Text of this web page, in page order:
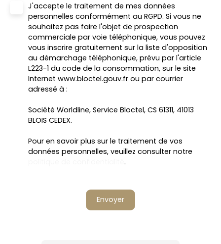
J'accepte le traitement de mes données
personnelles conformément au RGPD. Si vous ne
souhaitez pas faire l'objet de prospection
commerciale par voie téléphonique, vous pouvez
vous inscrire gratuitement sur la liste d'opposition
au démarchage téléphonique, prévu par l'article
L223-1 du code de la consommation, sur le site
Internet www.bloctel.gouv.fr ou par courrier
adressé à :
Société Worldline, Service Bloctel, CS 61311, 41013
BLOIS CEDEX.
Pour en savoir plus sur le traitement de vos
données personnelles, veuillez consulter notre
.
Envoyer